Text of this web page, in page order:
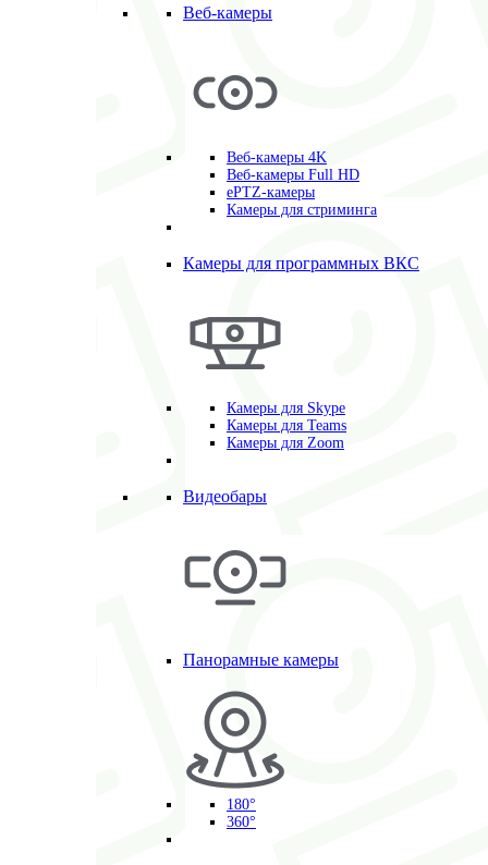
Веб-камеры
Веб-камеры 4K
Веб-камеры Full HD
ePTZ-камеры
Камеры для стриминга
Камеры для программных ВКС
Камеры для Skype
Камеры для Teams
Камеры для Zoom
Видеобары
Панорамные камеры
180°
360°